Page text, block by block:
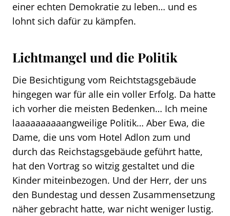
einer echten Demokratie zu leben… und es
lohnt sich dafür zu kämpfen.
Lichtmangel und die Politik
Die Besichtigung vom Reichtstagsgebäude
hingegen war für alle ein voller Erfolg. Da hatte
ich vorher die meisten Bedenken… Ich meine
laaaaaaaaaangweilige Politik… Aber Ewa, die
Dame, die uns vom Hotel Adlon zum und
durch das Reichstagsgebäude geführt hatte,
hat den Vortrag so witzig gestaltet und die
Kinder miteinbezogen. Und der Herr, der uns
den Bundestag und dessen Zusammensetzung
näher gebracht hatte, war nicht weniger lustig.